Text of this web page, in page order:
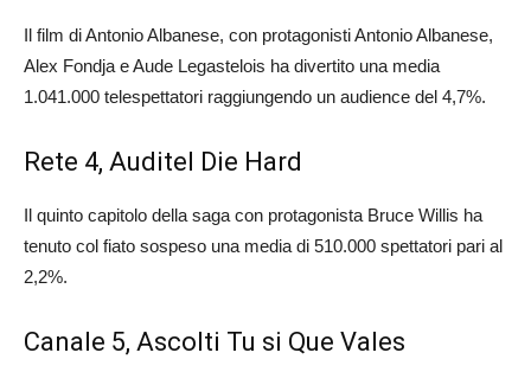
Il film di Antonio Albanese, con protagonisti Antonio Albanese,
Alex Fondja e Aude Legastelois ha divertito una media
1.041.000 telespettatori raggiungendo un audience del 4,7%.
Rete 4, Auditel Die Hard
Il quinto capitolo della saga con protagonista Bruce Willis ha
tenuto col fiato sospeso una media di 510.000 spettatori pari al
2,2%.
Canale 5, Ascolti Tu si Que Vales